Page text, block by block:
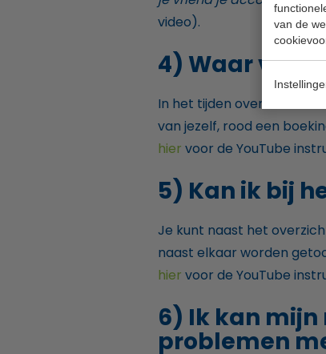
van de
video).
4) Waar vind
In het tijden overzicht van
van jezelf, rood een
hier voor de YouTube
5) Kan ik bij
Je kunt naast het
naast elkaar worden
hier voor de YouTube
6) Ik kan
problemen